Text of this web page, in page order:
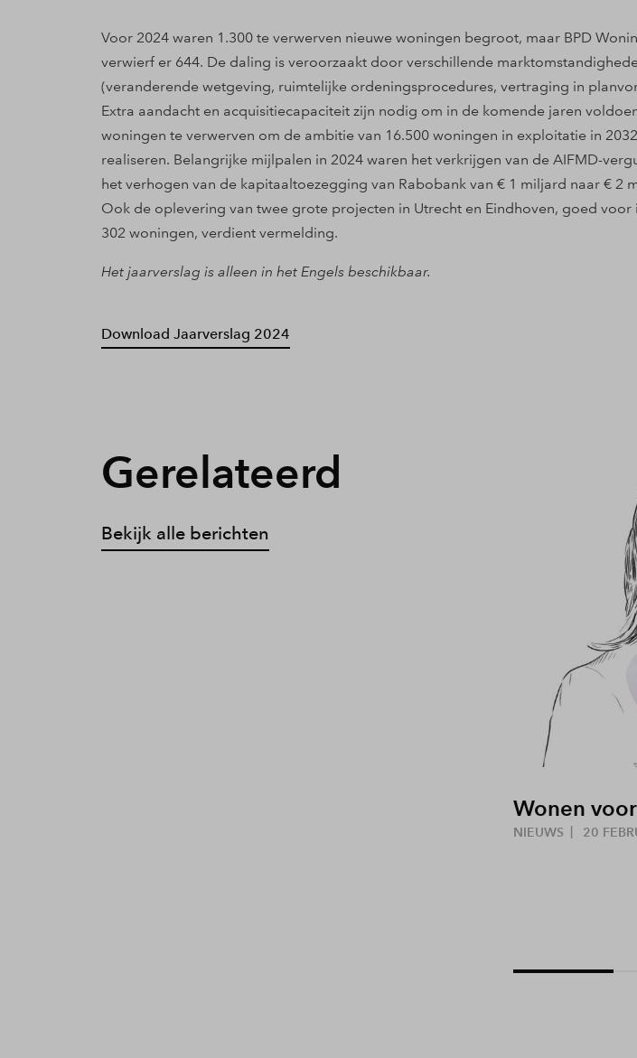
Voor 2024 waren 1.300 te verwerven nieuwe woningen begroot, maar BPD
verwierf er 644. De daling is veroorzaakt door verschillende
(veranderende wetgeving, ruimtelijke ordeningsprocedures, vertraging in
Extra aandacht en acquisitiecapaciteit zijn nodig om in de komende jaren
woningen te verwerven om de ambitie van 16.500 woningen in exploitatie in
realiseren. Belangrijke mijlpalen in 2024 waren het verkrijgen van de AIFMD-
het verhogen van de kapitaaltoezegging van Rabobank van € 1 miljard naar € 2
Ook de oplevering van twee grote projecten in Utrecht en Eindhoven, goed voor
302 woningen, verdient vermelding.
Het jaarverslag is alleen in het Engels beschikbaar.
Download Jaarverslag 2024
Gerelateerd
Bekijk alle berichten
Wonen
NIEUWS 20